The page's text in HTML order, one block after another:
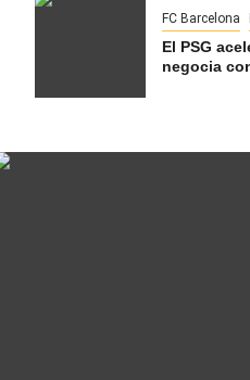
FC Barcelona
El PSG
negocia